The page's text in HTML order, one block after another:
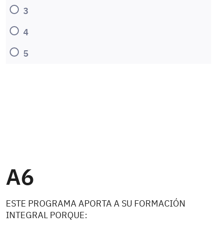
3
4
5
A6
ESTE PROGRAMA APORTA A SU FORMACIÓN
INTEGRAL PORQUE: